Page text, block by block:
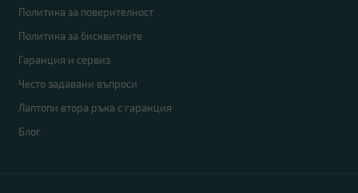
Политика за поверителност
Политика за бисквитките
Гаранция и сервиз
Често задавани въпроси
Лаптопи втора ръка с гаранция
Блог